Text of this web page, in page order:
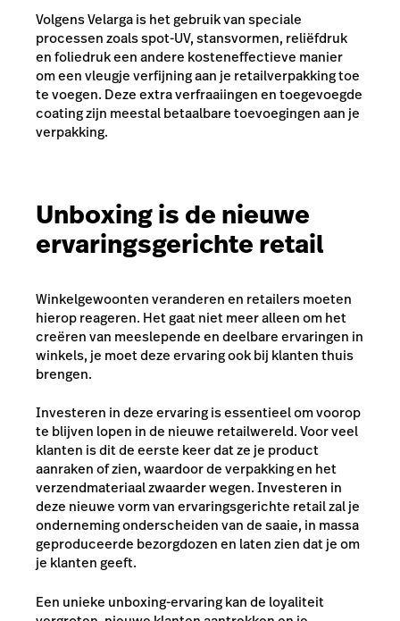
Volgens Velarga is het gebruik van speciale
processen zoals spot-UV, stansvormen, reliëfdruk
en foliedruk een andere kosteneffectieve manier
om een vleugje verfijning aan je retailverpakking toe
te voegen. Deze extra verfraaiingen en toegevoegde
coating zijn meestal betaalbare toevoegingen aan je
verpakking.
Unboxing is de nieuwe
ervaringsgerichte retail
Winkelgewoonten veranderen en retailers moeten
hierop reageren. Het gaat niet meer alleen om het
creëren van meeslepende en deelbare ervaringen in
winkels, je moet deze ervaring ook bij klanten thuis
brengen.
Investeren in deze ervaring is essentieel om voorop
te blijven lopen in de nieuwe retailwereld. Voor veel
klanten is dit de eerste keer dat ze je product
aanraken of zien, waardoor de verpakking en het
verzendmateriaal zwaarder wegen. Investeren in
deze nieuwe vorm van ervaringsgerichte retail zal je
onderneming onderscheiden van de saaie, in massa
geproduceerde bezorgdozen en laten zien dat je om
je klanten geeft.
Een unieke unboxing-ervaring kan de loyaliteit